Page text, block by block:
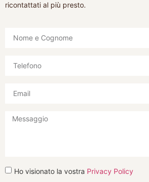
Ho visionato la vostra Privacy Policy
ricontattati al più presto.